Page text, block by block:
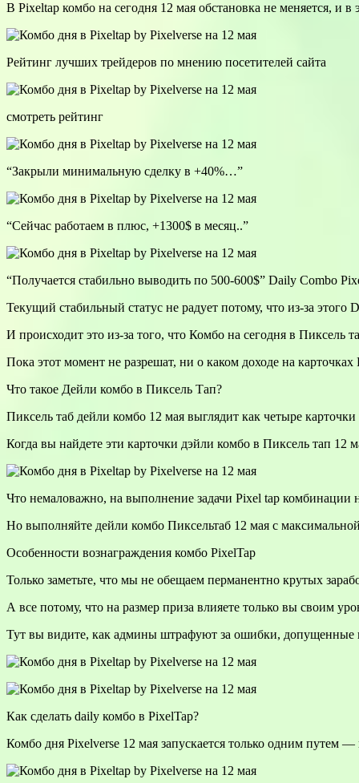
В Pixeltap комбо на сегодня 12 мая обстановка не меняется, и в
Рейтинг лучших трейдеров по мнению посетителей сайта
смотреть рейтинг
“Закрыли минимальную сделку в +40%…”
“Сейчас работаем в плюс, +1300$ в месяц..”
“Получается стабильно выводить по 500-600$” Daily Combo
Текущий стабильный статус не радует потому, что из-за этого
И происходит это из-за того, что Комбо на сегодня в Пиксель
Пока этот момент не разрешат, ни о каком доходе на
Что такое Дейли комбо в Пиксель Тап?
Пиксель таб дейли комбо 12 мая выглядит как четыре
Когда вы найдете эти карточки дэйли комбо в Пиксель тап 12
Что немаловажно, на выполнение задачи Pixel tap комбинации
Но выполняйте дейли комбо Пиксельтаб 12 мая с
Особенности вознаграждения комбо PixelTap
Только заметьте, что мы не обещаем перманентно крутых
А все потому, что на размер приза влияете только вы своим
Тут вы видите, как админы штрафуют за ошибки, допущенные
Как сделать daily комбо в PixelTap?
Комбо дня Pixelverse 12 мая запускается только одним путем